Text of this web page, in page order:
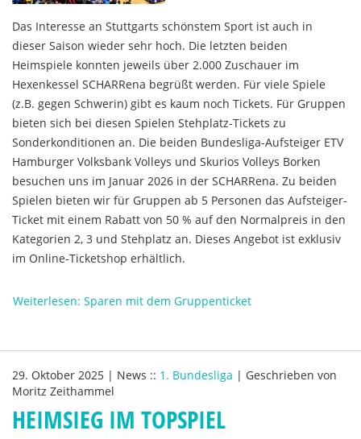
Das Interesse an Stuttgarts schönstem Sport ist auch in
dieser Saison wieder sehr hoch. Die letzten beiden
Heimspiele konnten jeweils über 2.000 Zuschauer im
Hexenkessel SCHARRena begrüßt werden. Für viele Spiele
(z.B. gegen Schwerin) gibt es kaum noch Tickets. Für Gruppen
bieten sich bei diesen Spielen Stehplatz-Tickets zu
Sonderkonditionen an. Die beiden Bundesliga-Aufsteiger ETV
Hamburger Volksbank Volleys und Skurios Volleys Borken
besuchen uns im Januar 2026 in der SCHARRena. Zu beiden
Spielen bieten wir für Gruppen ab 5 Personen das Aufsteiger-
Ticket mit einem Rabatt von 50 % auf den Normalpreis in den
Kategorien 2, 3 und Stehplatz an. Dieses Angebot ist exklusiv
im Online-Ticketshop erhältlich.
Weiterlesen: Sparen mit dem Gruppenticket
29. Oktober 2025 | News :: 1. Bundesliga | Geschrieben von
Moritz Zeithammel
HEIMSIEG IM TOPSPIEL